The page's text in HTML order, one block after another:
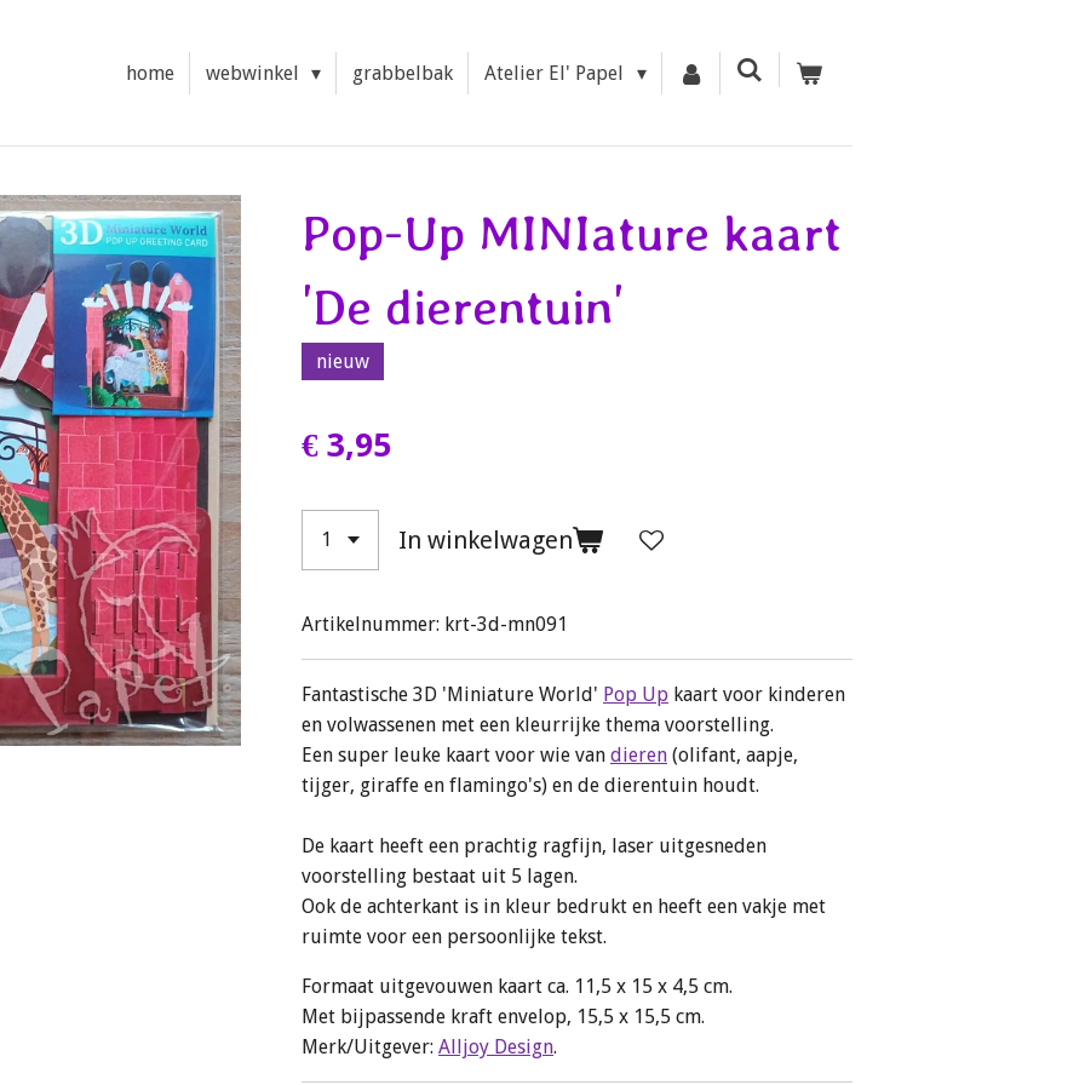
home webwinkel grabbelbak Atelier El' Papel
Pop-Up MINIature kaart
'De dierentuin'
nieuw
€ 3,95
In winkelwagen
Artikelnummer: krt-3d-mn091
Fantastische 3D 'Miniature World' Pop Up kaart voor kinderen
en volwassenen met een kleurrijke thema voorstelling.
Een super leuke kaart voor wie van dieren (olifant, aapje,
tijger, giraffe en flamingo's) en de dierentuin houdt.
De kaart heeft een prachtig ragfijn, laser uitgesneden
voorstelling bestaat uit 5 lagen.
Ook de achterkant is in kleur bedrukt en heeft een vakje met
ruimte voor een persoonlijke tekst.
Formaat uitgevouwen kaart ca. 11,5 x 15 x 4,5 cm.
Met bijpassende kraft envelop, 15,5 x 15,5 cm.
Merk/Uitgever: Alljoy Design.